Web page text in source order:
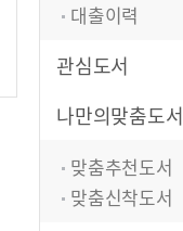
대출이력
관심도서
나만의맞춤도서
맞춤추천도서
맞춤신착도서